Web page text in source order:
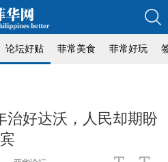
论坛好贴 菲常美食 菲常好玩
治好达沃，人民却期盼